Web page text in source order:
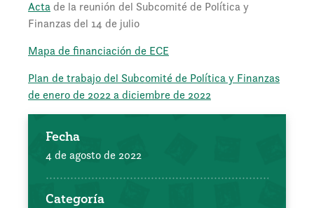
Actade la reunión del Subcomité de Política y
Finanzas del 14 de julio
Mapa de financiación de ECE
Plan de trabajo del Subcomité de Política y Finanzas
de enero de 2022 a diciembre de 2022
Fecha
4 de agosto de 2022
Categoría